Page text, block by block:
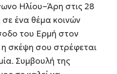
Ηλίου–Άρη στις 28
ένα θέμα κοινών
του Ερμή στον
η σκέψη σου στρέφεται
Συμβουλή της